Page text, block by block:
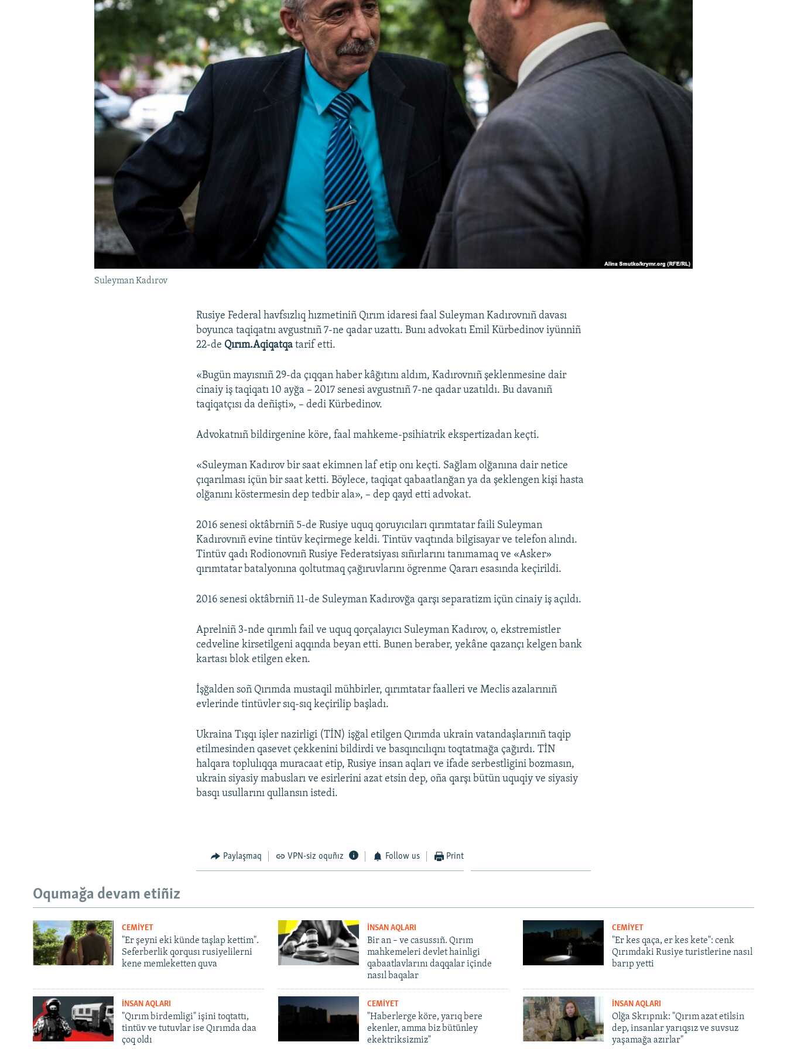
Suleyman Kadırov
Rusiye Federal havfsızlıq hızmetiniñ Qırım idaresi faal Suleyman Kadırovnıñ davası
boyunca taqiqatnı avgustnıñ 7-ne qadar uzattı. Bunı advokatı Emil Kürbedinov iyünniñ
22-de Qırım.Aqiqatqa tarif etti.
«Bugün mayısnıñ 29-da çıqqan haber kâğıtını aldım, Kadırovnıñ şeklenmesine dair
cinaiy iş taqiqatı 10 ayğa – 2017 senesi avgustnıñ 7-ne qadar uzatıldı. Bu davanıñ
taqiqatçısı da deñişti», – dedi Kürbedinov.
Advokatnıñ bildirgenine köre, faal mahkeme-psihiatrik ekspertizadan keçti.
«Suleyman Kadırov bir saat ekimnen laf etip onı keçti. Sağlam olğanına dair netice
çıqarılması içün bir saat ketti. Böylece, taqiqat qabaatlanğan ya da şeklengen kişi hasta
olğanını köstermesin dep tedbir ala», – dep qayd etti advokat.
2016 senesi oktâbrniñ 5-de Rusiye uquq qoruyıcıları qırımtatar faili Suleyman
Kadırovnıñ evine tintüv keçirmege keldi. Tintüv vaqtında bilgisayar ve telefon alındı.
Tintüv qadı Rodionovnıñ Rusiye Federatsiyası sıñırlarını tanımamaq ve «Asker»
qırımtatar batalyonına qoltutmaq çağıruvlarını ögrenme Qararı esasında keçirildi.
2016 senesi oktâbrniñ 11-de Suleyman Kadırovğa qarşı separatizm içün cinaiy iş açıldı.
Aprelniñ 3-nde qırımlı fail ve uquq qorçalayıcı Suleyman Kadırov, o, ekstremistler
cedveline kirsetilgeni aqqında beyan etti. Bunen beraber, yekâne qazançı kelgen bank
kartası blok etilgen eken.
İşğalden soñ Qırımda mustaqil mühbirler, qırımtatar faalleri ve Meclis azalarınıñ
evlerinde tintüvler sıq-sıq keçirilip başladı.
Ukraina Tışqı işler nazirligi (TİN) işğal etilgen Qırımda ukrain vatandaşlarınıñ taqip
etilmesinden qasevet çekkenini bildirdi ve basqıncılıqnı toqtatmağa çağırdı. TİN
halqara toplulıqqa muracaat etip, Rusiye insan aqları ve ifade serbestligini bozmasın,
ukrain siyasiy mabusları ve esirlerini azat etsin dep, oña qarşı bütün uquqiy ve siyasiy
basqı usullarını qullansın istedi.
Paylaşmaq VPN-siz oquñız Follow us Print
Oqumağa devam etiñiz
CEMİYET
"Er şeyni eki künde taşlap kettim".
Seferberlik qorqusı rusiyelilerni
kene memleketten quva
İNSAN AQLARI
Bir an – ve casussıñ. Qırım
mahkemeleri devlet hainligi
qabaatlavlarını daqqalar içinde
nasıl baqalar
CEMİYET
"Er kes qaça, er kes kete": cenk
Qırımdaki Rusiye turistlerine nasıl
barıp yetti
İNSAN AQLARI
"Qırım birdemligi" işini toqtattı,
tintüv ve tutuvlar ise Qırımda daa
çoq oldı
CEMİYET
"Haberlerge köre, yarıq bere
ekenler, amma biz bütünley
ekektriksizmiz"
İNSAN AQLARI
Olğa Skrıpnık: "Qırım azat etilsin
dep, insanlar yarıqsız ve suvsuz
yaşamağa azırlar"